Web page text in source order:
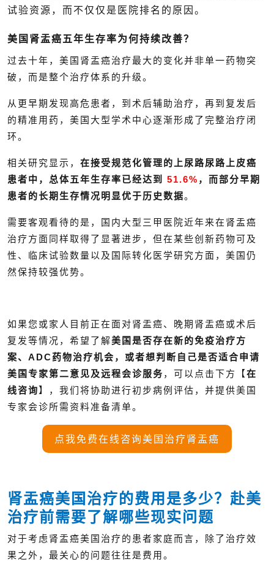
试验资源，而不仅仅是医院排名的原因。
美国肾盂癌五年生存率为何持续改善？
过去十年，美国肾盂癌治疗最大的变化并非单一药物突
破，而是整个治疗体系的升级。
从更早期发现高危患者，到术后辅助治疗，再到复发后
的精准用药，美国大型学术中心逐渐形成了完整治疗闭
环。
相关研究显示， 在接受规范化管理的上尿路尿路上皮癌
患者中，总体五年生存率已经达到 51.6% ，而部分早期
患者的长期生存情况明显优于历史数据。
需要客观看待的是，国内大型三甲医院近年来在肾盂癌
治疗方面同样取得了显著进步，但在某些创新药物可及
性、临床试验数量以及国际转化医学研究方面，美国仍
然保持较强优势。
如果您或家人目前正在面对肾盂癌、晚期肾盂癌或术后
复发等情况，希望了解美国是否存在新的免疫治疗方
案、ADC药物治疗机会，或者想判断自己是否适合申请
美国专家第二意见及远程会诊服务 ，可以点击下方【在
线咨询】，我们将协助进行初步病例评估，并提供美国
专家会诊所需资料准备清单。
点我免费在线咨询美国治疗肾盂癌
肾盂癌美国治疗的费用是多少？赴美
治疗前需要了解哪些现实问题
对于考虑肾盂癌美国治疗的患者家庭而言，除了治疗效
果之外，最关心的问题往往是费用。